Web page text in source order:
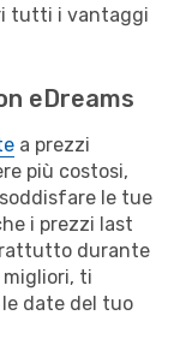
tutti i vantaggi
eDreams
a prezzi
più costosi,
le tue
i prezzi last
durante
ti
date del tuo